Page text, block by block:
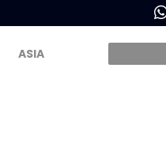
ASIA